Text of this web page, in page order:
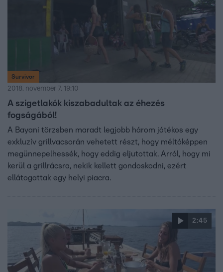
Survivor
2018. november 7. 19:10
A szigetlakók kiszabadultak az éhezés
fogságából!
A Bayani törzsben maradt legjobb három játékos egy
exkluzív grillvacsorán vehetett részt, hogy méltóképpen
megünnepelhessék, hogy eddig eljutottak. Arról, hogy mi
kerül a grillrácsra, nekik kellett gondoskodni, ezért
ellátogattak egy helyi piacra.
2:45